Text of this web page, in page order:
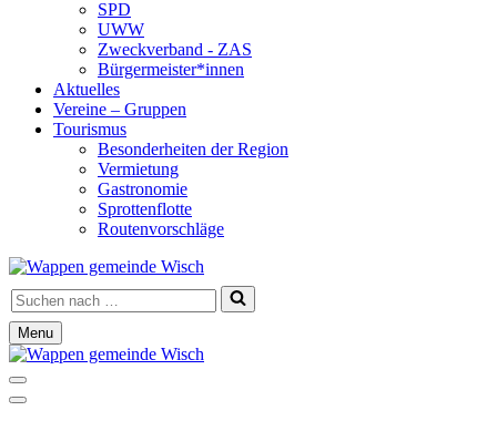
SPD
UWW
Zweckverband - ZAS
Bürgermeister*innen
Aktuelles
Vereine – Gruppen
Tourismus
Besonderheiten der Region
Vermietung
Gastronomie
Sprottenflotte
Routenvorschläge
Suchen
nach …
Menu
Navigationsmenü
Navigationsmenü